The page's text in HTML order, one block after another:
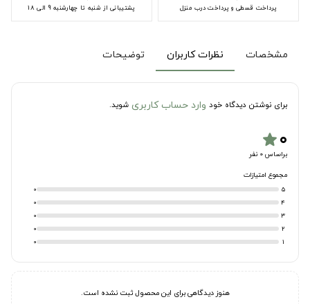
پرداخت قسطی و پرداخت درب منزل پشتیبانی از شنبه تا چهارشنبه 9 الی 18
مشخصات نظرات کاربران توضیحات
برای نوشتن دیدگاه خود وارد حساب کاربری شوید.
۰star
براساس 0 نفر
مجموع امتیازات
5
0
4
0
3
0
2
0
1
0
هنوز دیدگاهی برای این محصول ثبت نشده است.